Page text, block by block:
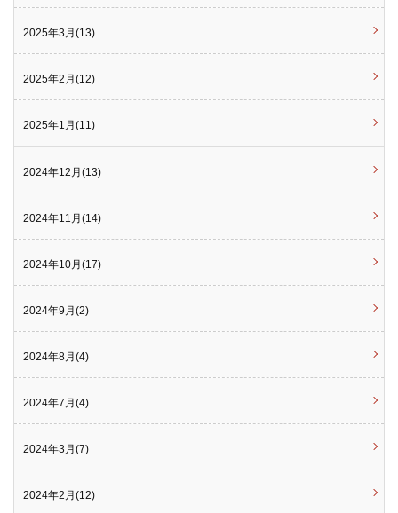
2025年3月(13)
2025年2月(12)
2025年1月(11)
2024年12月(13)
2024年11月(14)
2024年10月(17)
2024年9月(2)
2024年8月(4)
2024年7月(4)
2024年3月(7)
2024年2月(12)